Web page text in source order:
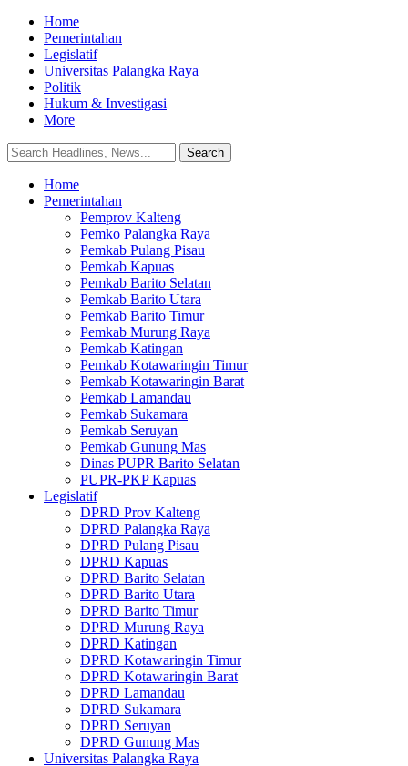
Home
Pemerintahan
Legislatif
Universitas Palangka Raya
Politik
Hukum & Investigasi
More
Home
Pemerintahan
Pemprov Kalteng
Pemko Palangka Raya
Pemkab Pulang Pisau
Pemkab Kapuas
Pemkab Barito Selatan
Pemkab Barito Utara
Pemkab Barito Timur
Pemkab Murung Raya
Pemkab Katingan
Pemkab Kotawaringin Timur
Pemkab Kotawaringin Barat
Pemkab Lamandau
Pemkab Sukamara
Pemkab Seruyan
Pemkab Gunung Mas
Dinas PUPR Barito Selatan
PUPR-PKP Kapuas
Legislatif
DPRD Prov Kalteng
DPRD Palangka Raya
DPRD Pulang Pisau
DPRD Kapuas
DPRD Barito Selatan
DPRD Barito Utara
DPRD Barito Timur
DPRD Murung Raya
DPRD Katingan
DPRD Kotawaringin Timur
DPRD Kotawaringin Barat
DPRD Lamandau
DPRD Sukamara
DPRD Seruyan
DPRD Gunung Mas
Universitas Palangka Raya